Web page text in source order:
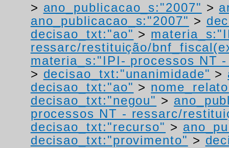
> ano_publicacao_s:"2007" >
ano_publicacao_s:"2007" >
decisao_txt:"ao" >
ressarc/restituição/
materia_s:"IPI- processos NT
> decisao_txt:"unanimidade" >
decisao_txt:"ao" >
decisao_txt:"negou" >
processos NT - ressarc/
decisao_txt:"recurso" >
decisao_txt:"provimento" >